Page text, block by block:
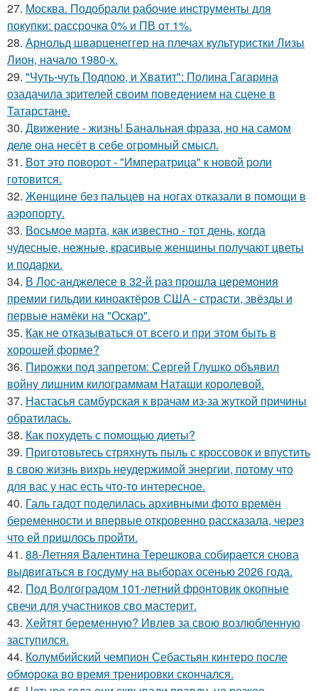
27. Москва. Подобрали рабочие инструменты для
покупки: рассрочка 0% и ПВ от 1%.
28. Арнольд шварценеггер на плечах культуристки Лизы
Лион, начало 1980-х.
29. "Чуть-чуть Подпою, и Хватит": Полина Гагарина
озадачила зрителей своим поведением на сцене в
Татарстане.
30. Движение - жизнь! Банальная фраза, но на самом
деле она несёт в себе огромный смысл.
31. Вот это поворот - "Императрица" к новой роли
готовится.
32. Женщине без пальцев на ногах отказали в помощи в
аэропорту.
33. Восьмое марта, как известно - тот день, когда
чудесные, нежные, красивые женщины получают цветы
и подарки.
34. В Лос-анджелесе в 32-й раз прошла церемония
премии гильдии киноактёров США - страсти, звёзды и
первые намёки на "Оскар".
35. Как не отказываться от всего и при этом быть в
хорошей форме?
36. Пирожки под запретом: Сергей Глушко объявил
войну лишним килограммам Наташи королевой.
37. Настасья самбурская к врачам из-за жуткой причины
обратилась.
38. Как похудеть с помощью диеты?
39. Приготовьтесь стряхнуть пыль с кроссовок и впустить
в свою жизнь вихрь неудержимой энергии, потому что
для вас у нас есть что-то интересное.
40. Галь гадот поделилась архивными фото времён
беременности и впервые откровенно рассказала, через
что ей пришлось пройти.
41. 88-Летняя Валентина Терешкова собирается снова
выдвигаться в госдуму на выборах осенью 2026 года.
42. Под Волгоградом 101-летний фронтовик окопные
свечи для участников сво мастерит.
43. Хейтят беременную? Ивлев за свою возлюбленную
заступился.
44. Колумбийский чемпион Себастьян кинтеро после
обморока во время тренировки скончался.